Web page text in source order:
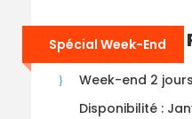
Spécial Week-End
WE Sommets
Week-end 2 jours
Disponibilité :